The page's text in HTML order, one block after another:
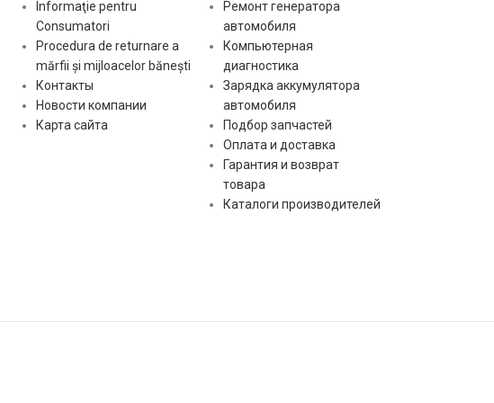
CW No./splines armature 10
Voltage [ V ] 12
O.D. Armature [ mm ] 50.00
41.20
Informaţie pentru
Consumatori
Procedura de returnare a
mărfii și mijloacelor bănești
Контакты
Новости компании
Карта сайта
Ремонт генератора
автомобиля
Компьютерная
диагностика
Зарядка аккумулятора
автомобиля
Подбор запчастей
Оплата и доставка
Гарантия и возврат
товара
Каталоги производителей